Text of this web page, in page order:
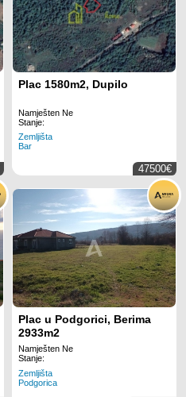
Plac 1580m2, Dupilo
Namješten Ne
Stanje:
Zemljišta
Bar
47500€
Plac u Podgorici, Berima
2933m2
Namješten Ne
Stanje:
Zemljišta
Podgorica